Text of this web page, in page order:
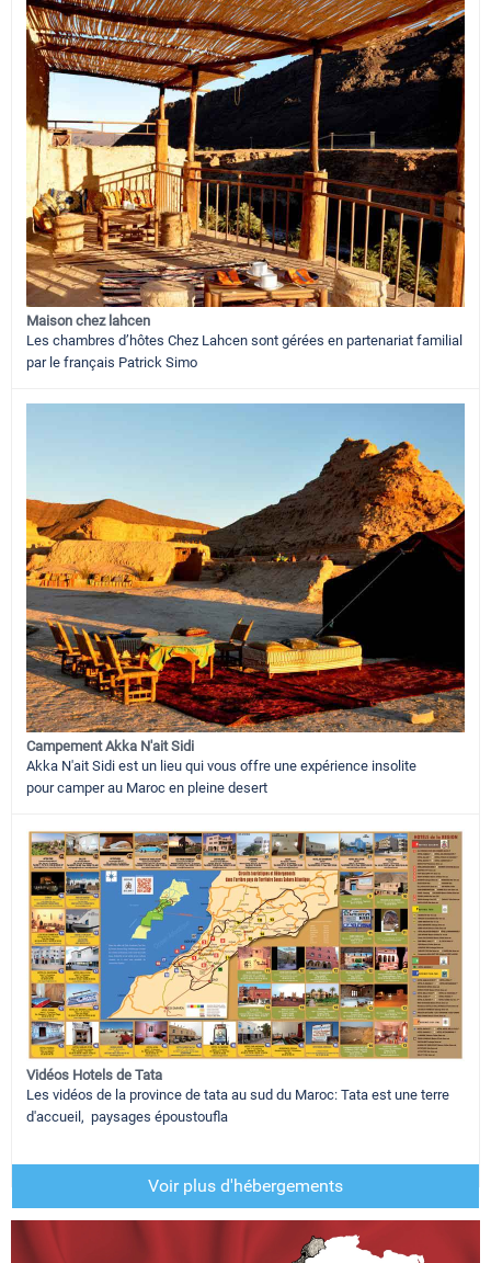
Maison chez lahcen
Les chambres d’hôtes Chez Lahcen sont gérées en partenariat familial
par le français Patrick Simo
Campement Akka N'ait Sidi
Akka N'ait Sidi est un lieu qui vous offre une expérience insolite
pour camper au Maroc en pleine desert
Vidéos Hotels de Tata
Les vidéos de la province de tata au sud du Maroc: Tata est une terre
d'accueil, paysages époustoufla
Voir plus d'hébergements